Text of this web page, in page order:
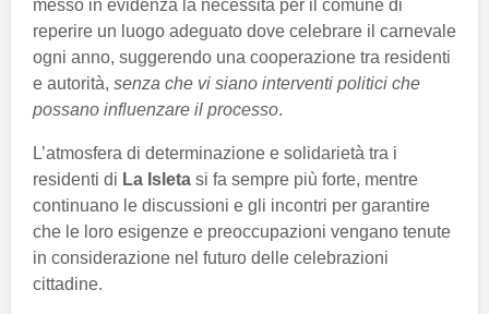
messo in evidenza la necessità per il comune di
reperire un luogo adeguato dove celebrare il carnevale
ogni anno, suggerendo una cooperazione tra residenti
e autorità, senza che vi siano interventi politici che
possano influenzare il processo.
L’atmosfera di determinazione e solidarietà tra i
residenti di La Isleta si fa sempre più forte, mentre
continuano le discussioni e gli incontri per garantire
che le loro esigenze e preoccupazioni vengano tenute
in considerazione nel futuro delle celebrazioni
cittadine.